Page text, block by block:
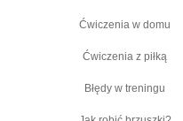
Ćwiczenia w domu
Ćwiczenia z piłką
Błędy w treningu